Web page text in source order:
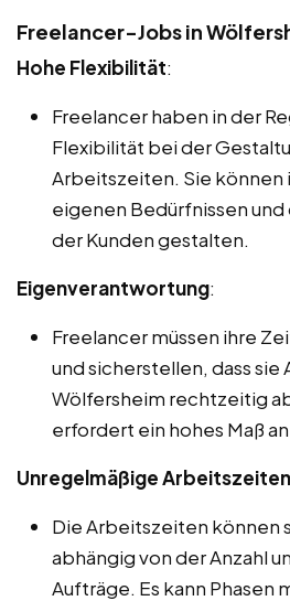
Freelancer-Jobs in
Hohe Flexibilität:
Freelancer haben in der
Flexibilität bei der
Arbeitszeiten. Sie können
eigenen Bedürfnissen
der Kunden gestalten.
Eigenverantwortung:
Freelancer müssen ihre
und sicherstellen, dass sie
Wölfersheim rechtzeitig
erfordert ein hohes Maß
Unregelmäßige Arbeitszeiten
Die Arbeitszeiten können
abhängig von der Anzahl
Aufträge. Es kann Phasen